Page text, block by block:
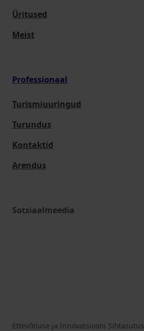
Üritused
Meist
Professionaal
Turismiuuringud
Turundus
Kontaktid
Arendus
Sotsiaalmeedia
Ettevõtluse ja Innovatsiooni Sihtasutus